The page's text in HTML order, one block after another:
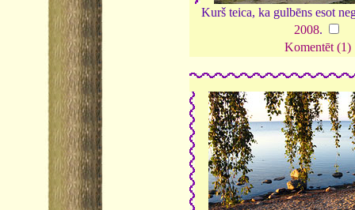
Kurš teica, ka gulbēns esot
2008.
Komentēt (1)